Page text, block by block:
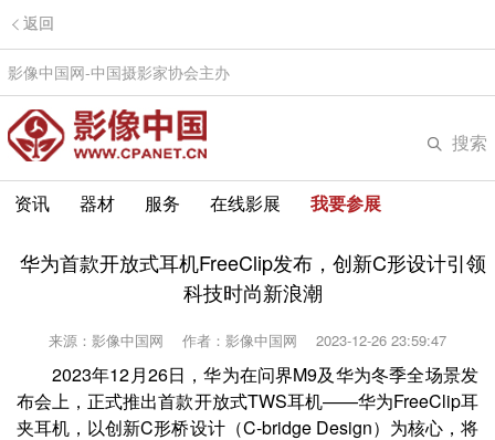
返回
影像中国网-中国摄影家协会主办
搜索
资讯 器材 服务 在线影展 我要参展
华为首款开放式耳机FreeClip发布，创新C形设计引领
科技时尚新浪潮
来源：影像中国网 作者：影像中国网 2023-12-26 23:59:47
2023年12月26日，华为在问界M9及华为冬季全场景发
布会上，正式推出首款开放式TWS耳机——华为FreeClip耳
夹耳机，以创新C形桥设计（C-bridge Design）为核心，将